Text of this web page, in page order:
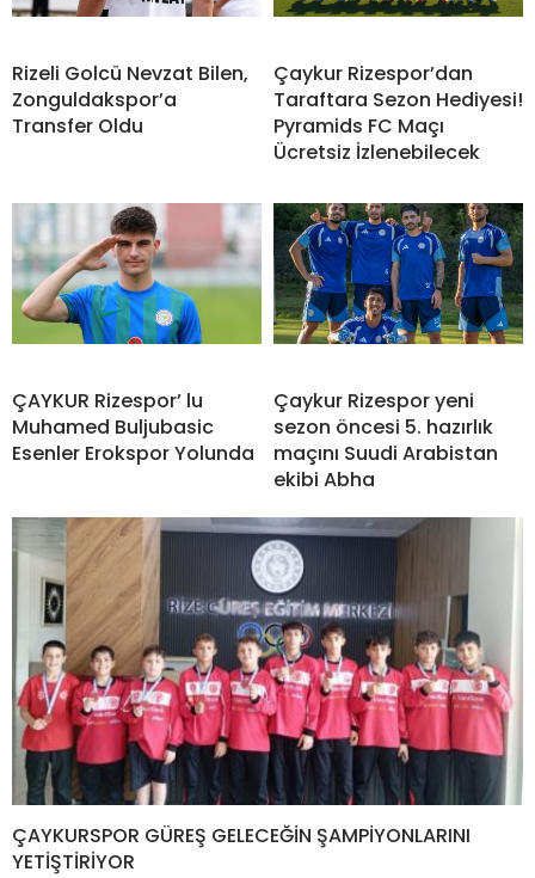
Rizeli Golcü Nevzat Bilen,
Zonguldakspor’a
Transfer Oldu
Çaykur Rizespor’dan
Taraftara Sezon Hediyesi!
Pyramids FC Maçı
Ücretsiz İzlenebilecek
ÇAYKUR Rizespor’ lu
Muhamed Buljubasic
Esenler Erokspor Yolunda
Çaykur Rizespor yeni
sezon öncesi 5. hazırlık
maçını Suudi Arabistan
ekibi Abha
ÇAYKURSPOR GÜREŞ GELECEĞİN ŞAMPİYONLARINI
YETİŞTİRİYOR